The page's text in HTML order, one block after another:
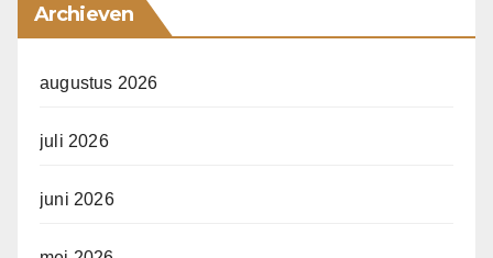
Archieven
augustus 2026
juli 2026
juni 2026